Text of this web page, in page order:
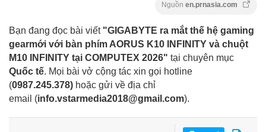
Nguồn en.prnasia.com
Bạn đang đọc bài viết "GIGABYTE ra mắt thế hệ gaming
gearmới với bàn phím AORUS K10 INFINITY và chuột
M10 INFINITY tại COMPUTEX 2026" tại chuyên mục
Quốc tế. Mọi bài vở cộng tác xin gọi hotline
(0987.245.378) hoặc gửi về địa chỉ
email (info.vstarmedia2018@gmail.com).